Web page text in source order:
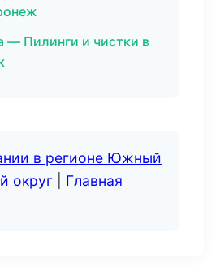
— Пилинги и чистки в
в регионе Южный
округ
Главная